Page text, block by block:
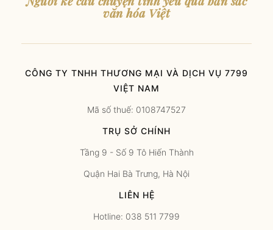
văn hóa Việt
CÔNG TY TNHH THƯƠNG MẠI VÀ DỊCH VỤ 7799
VIỆT NAM
Mã số thuế: 0108747527
TRỤ SỞ CHÍNH
Tầng 9 - Số 9 Tô Hiến Thành
Quận Hai Bà Trưng, Hà Nội
LIÊN HỆ
Hotline: 038 511 7799